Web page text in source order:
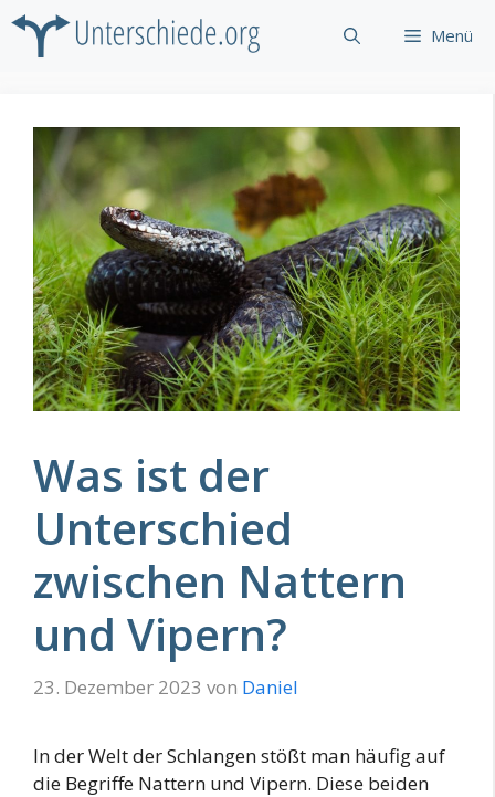
Zum
Inhalt
Menü
Was ist der
Unterschied
zwischen Nattern
und Vipern?
23. Dezember 2023 von Daniel
In der Welt der Schlangen stößt man häufig auf
die Begriffe Nattern und Vipern. Diese beiden